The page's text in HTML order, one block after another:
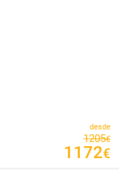
desde
1205€
1172€